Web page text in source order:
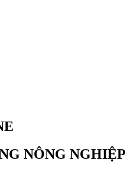
NÔNG NGHIỆP